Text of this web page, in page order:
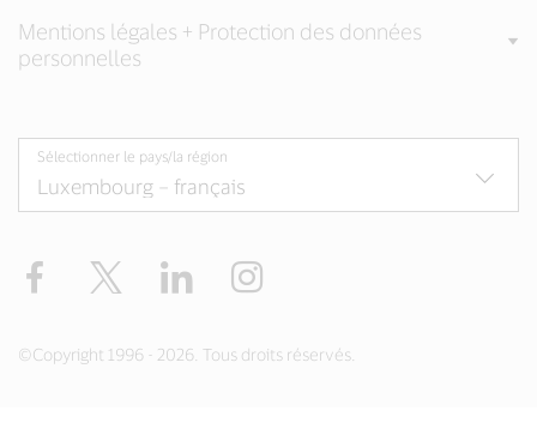
Mentions légales + Protection des données
personnelles
Sélectionner le pays/la région
Facebook Twitter LinkedIn
©Copyright 1996 - 2026. Tous droits réservés.